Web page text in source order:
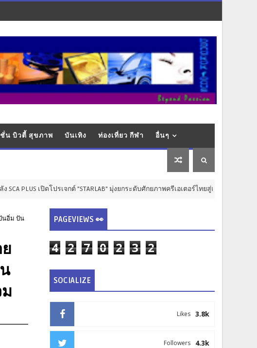
น บิวตี้ สุขภาพ บันเทิง ท่องเที่ยว กีฬา อื่นๆ
เปิดโปรเจกต์ "STARLAB" มุ่งยกระดับศักยภาพครีเอเตอร์ไทยสู่เวทีสากล
นอิ่ม ปัน
PAGEVIEWS 👀
4 2 7 0 2 3 2
SOCIALIZE
3.8k
Likes
4.3k
Followers